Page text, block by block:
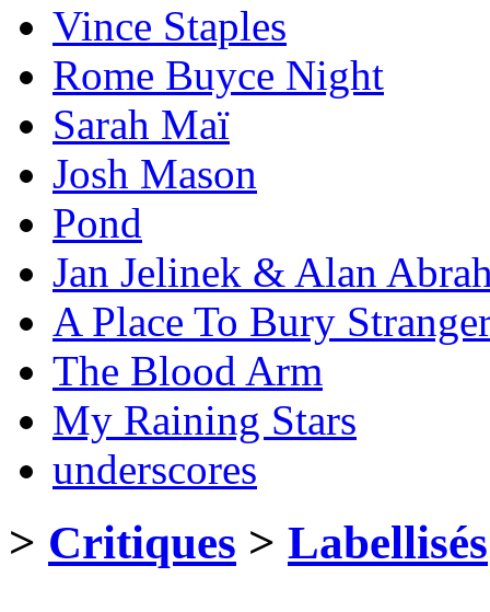
Vince Staples
Rome Buyce Night
Sarah Maï
Josh Mason
Pond
Jan Jelinek & Alan
A Place To Bury
The Blood Arm
My Raining Stars
underscores
> Critiques > Labellisés